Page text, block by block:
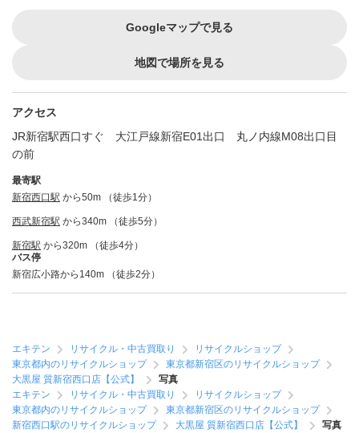
Googleマップで見る
地図で場所を見る
アクセス
JR新宿駅西口すぐ 大江戸線新宿E01出口 丸ノ内線M08出口目
の前
最寄駅
新宿西口駅 から50m （徒歩1分）
西武新宿駅 から340m （徒歩5分）
新宿駅 から320m （徒歩4分）
バス停
新宿広小路から140m （徒歩2分）
エキテン リサイクル・中古買取り
リサイクルショップ
東京都内のリサイクルショップ
東京都新宿区のリサイクルショップ
大黒屋 質新宿西口店【公式】
写真
エキテン
リサイクル・中古買取り
リサイクルショップ
東京都内のリサイクルショップ
東京都新宿区のリサイクルショップ
新宿西口駅のリサイクルショップ
大黒屋 質新宿西口店【公式】
写真